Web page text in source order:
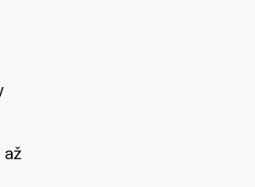
až